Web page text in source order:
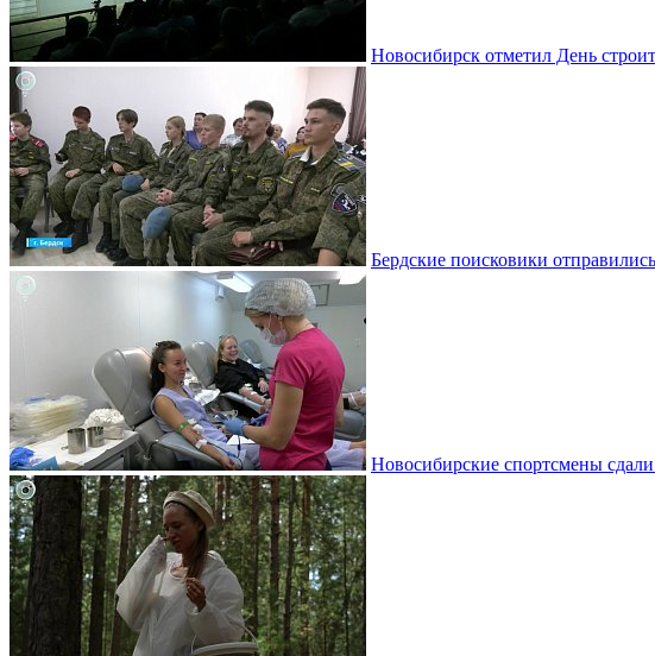
Новосибирск отметил День
Бердские поисковики
Новосибирские спортсмены